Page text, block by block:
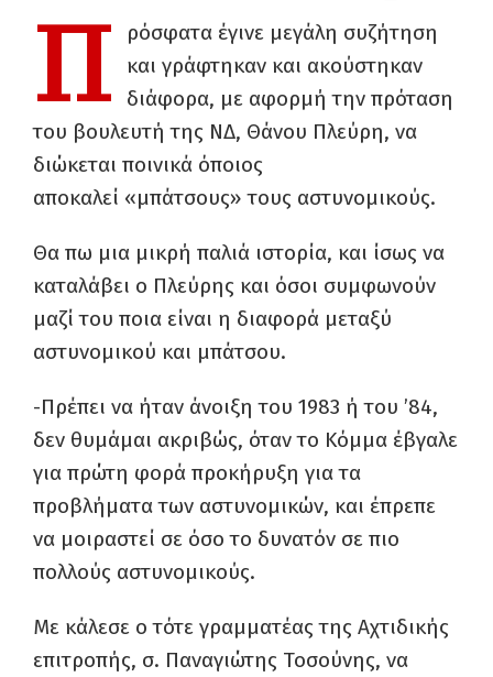
Π
ρόσφατα έγινε μεγάλη συζήτηση
και γράφτηκαν και ακούστηκαν
διάφορα, με αφορμή την πρόταση
του βουλευτή της ΝΔ, Θάνου Πλεύρη, να
διώκεται ποινικά όποιος
αποκαλεί «μπάτσους» τους αστυνομικούς.
Θα πω μια μικρή παλιά ιστορία, και ίσως να
καταλάβει ο Πλεύρης και όσοι συμφωνούν
μαζί του ποια είναι η διαφορά μεταξύ
αστυνομικού και μπάτσου.
-Πρέπει να ήταν άνοιξη του 1983 ή του ’84,
δεν θυμάμαι ακριβώς, όταν το Κόμμα έβγαλε
για πρώτη φορά προκήρυξη για τα
προβλήματα των αστυνομικών, και έπρεπε
να μοιραστεί σε όσο το δυνατόν σε πιο
πολλούς αστυνομικούς.
Με κάλεσε ο τότε γραμματέας της Αχτιδικής
επιτροπής, σ. Παναγιώτης Τοσούνης, να